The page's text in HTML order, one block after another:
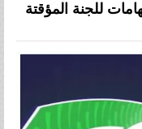
للجنة المؤقتة